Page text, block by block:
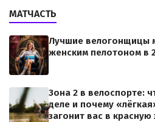
МАТЧАСТЬ
Лучшие велогонщицы
женским пелотоном в
Зона 2 в велоспорте:
деле и почему
загонит вас в красную